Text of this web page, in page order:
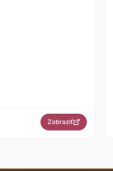
Zobraziť